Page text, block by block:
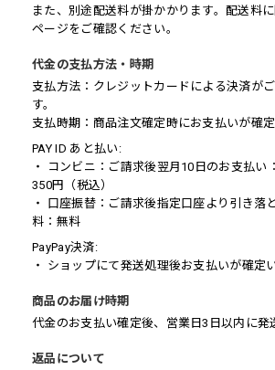
また、別途配送料が掛かかります。配送料
ページをご確認ください。
代金の支払方法・時期
支払方法：クレジットカードによる決済が
す。
支払時期：商品注文確定時にお支払いが確定
PAY ID あと払い:
・ コンビニ：ご請求後翌月10日のお支払い
350円（税込）
・ 口座振替：ご請求後指定口座より引き落
料：無料
PayPay決済:
・ ショップにて発送処理後お支払いが確定
商品のお届け時期
代金のお支払い確定後、営業日3日以内に発
返品について